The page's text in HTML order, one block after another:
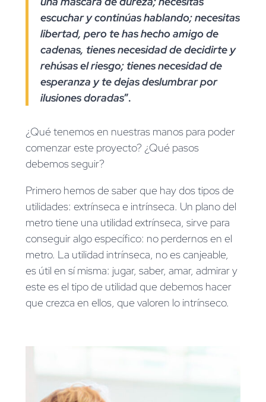
escuchar y continúas hablando; necesitas
libertad, pero te has hecho amigo de
cadenas, tienes necesidad de decidirte y
rehúsas el riesgo; tienes necesidad de
esperanza y te dejas deslumbrar por
ilusiones doradas”.
¿Qué tenemos en nuestras manos para poder
comenzar este proyecto? ¿Qué pasos
debemos seguir?
Primero hemos de saber que hay dos tipos de
utilidades: extrínseca e intrínseca. Un plano del
metro tiene una utilidad extrínseca, sirve para
conseguir algo específico: no perdernos en el
metro. La utilidad intrínseca, no es canjeable,
es útil en sí misma: jugar, saber, amar, admirar y
este es el tipo de utilidad que debemos hacer
que crezca en ellos, que valoren lo intrínseco.